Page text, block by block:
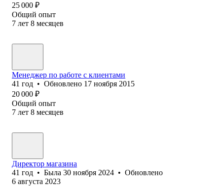
25 000 ₽
Общий опыт
7 лет 8 месяцев
Менеджер по работе с клиентами
41 год • Обновлено 17 ноября 2015
20 000 ₽
Общий опыт
7 лет 8 месяцев
Директор магазина
41 год • Была 30 ноября 2024 • Обновлено
6 августа 2023